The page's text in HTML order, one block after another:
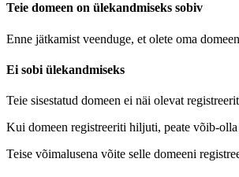
Teie domeen on ülekandmiseks sobiv
Enne jätkamist veenduge, et olete oma
Ei sobi ülekandmiseks
Teie sisestatud domeen ei näi olevat
Kui domeen registreeriti hiljuti, peate võib-
Teise võimalusena võite selle domeeni